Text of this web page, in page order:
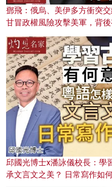
鄧飛：俄烏、美伊多方衝突
甘冒政權風險攻擊美軍，背後
邱國光博士x潘詠儀校長：學
承文言文之美？ 日常寫作如